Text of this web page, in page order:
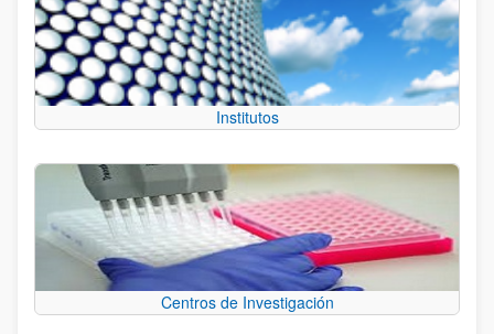
Institutos
Centros de Investigación